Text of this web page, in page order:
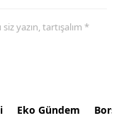
yazın, tartışalım *
Eko Gündem